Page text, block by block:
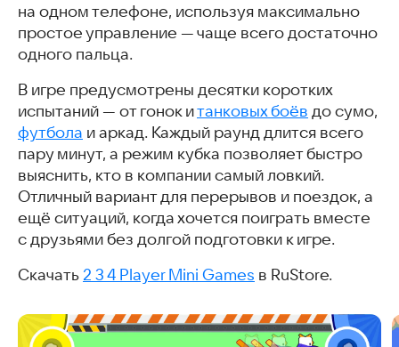
на одном телефоне, используя максимально
простое управление — чаще всего достаточно
одного пальца.
В игре предусмотрены десятки коротких
испытаний — от гонок итанковых боёв до сумо,
футбола и аркад. Каждый раунд длится всего
пару минут, а режим кубка позволяет быстро
выяснить, кто в компании самый ловкий.
Отличный вариант для перерывов и поездок, а
ещё ситуаций, когда хочется поиграть вместе
с друзьями без долгой подготовки к игре.
Скачать 2 3 4 Player Mini Games в RuStore.